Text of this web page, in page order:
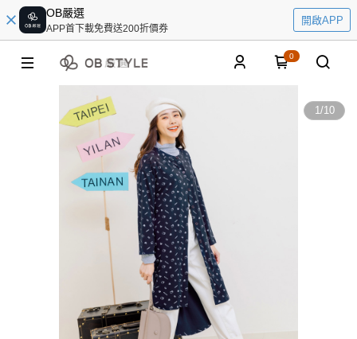
OB嚴選
APP首下載免費送200折價券
開啟APP
0
1/10